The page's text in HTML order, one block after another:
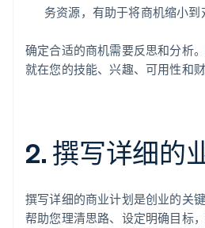
务资源，有助于将商机缩小到
确定合适的商机需要反思和分析
就在您的技能、兴趣、可用性和
2. 撰写详细的
撰写详细的商业计划是创业的关
帮助您理清思路、设定明确目标